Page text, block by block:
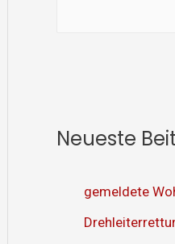
Neueste
gemeldete